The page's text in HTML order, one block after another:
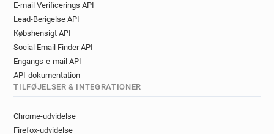
E-mail Verificerings API
Lead-Berigelse API
Købshensigt API
Social Email Finder API
Engangs-e-mail API
API-dokumentation
TILFØJELSER & INTEGRATIONER
Chrome-udvidelse
Firefox-udvidelse